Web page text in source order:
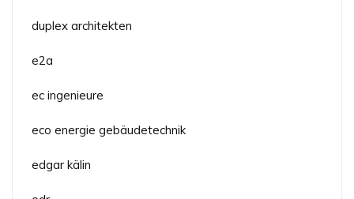
duplex architekten
e2a
ec ingenieure
eco energie gebäudetechnik
edgar kälin